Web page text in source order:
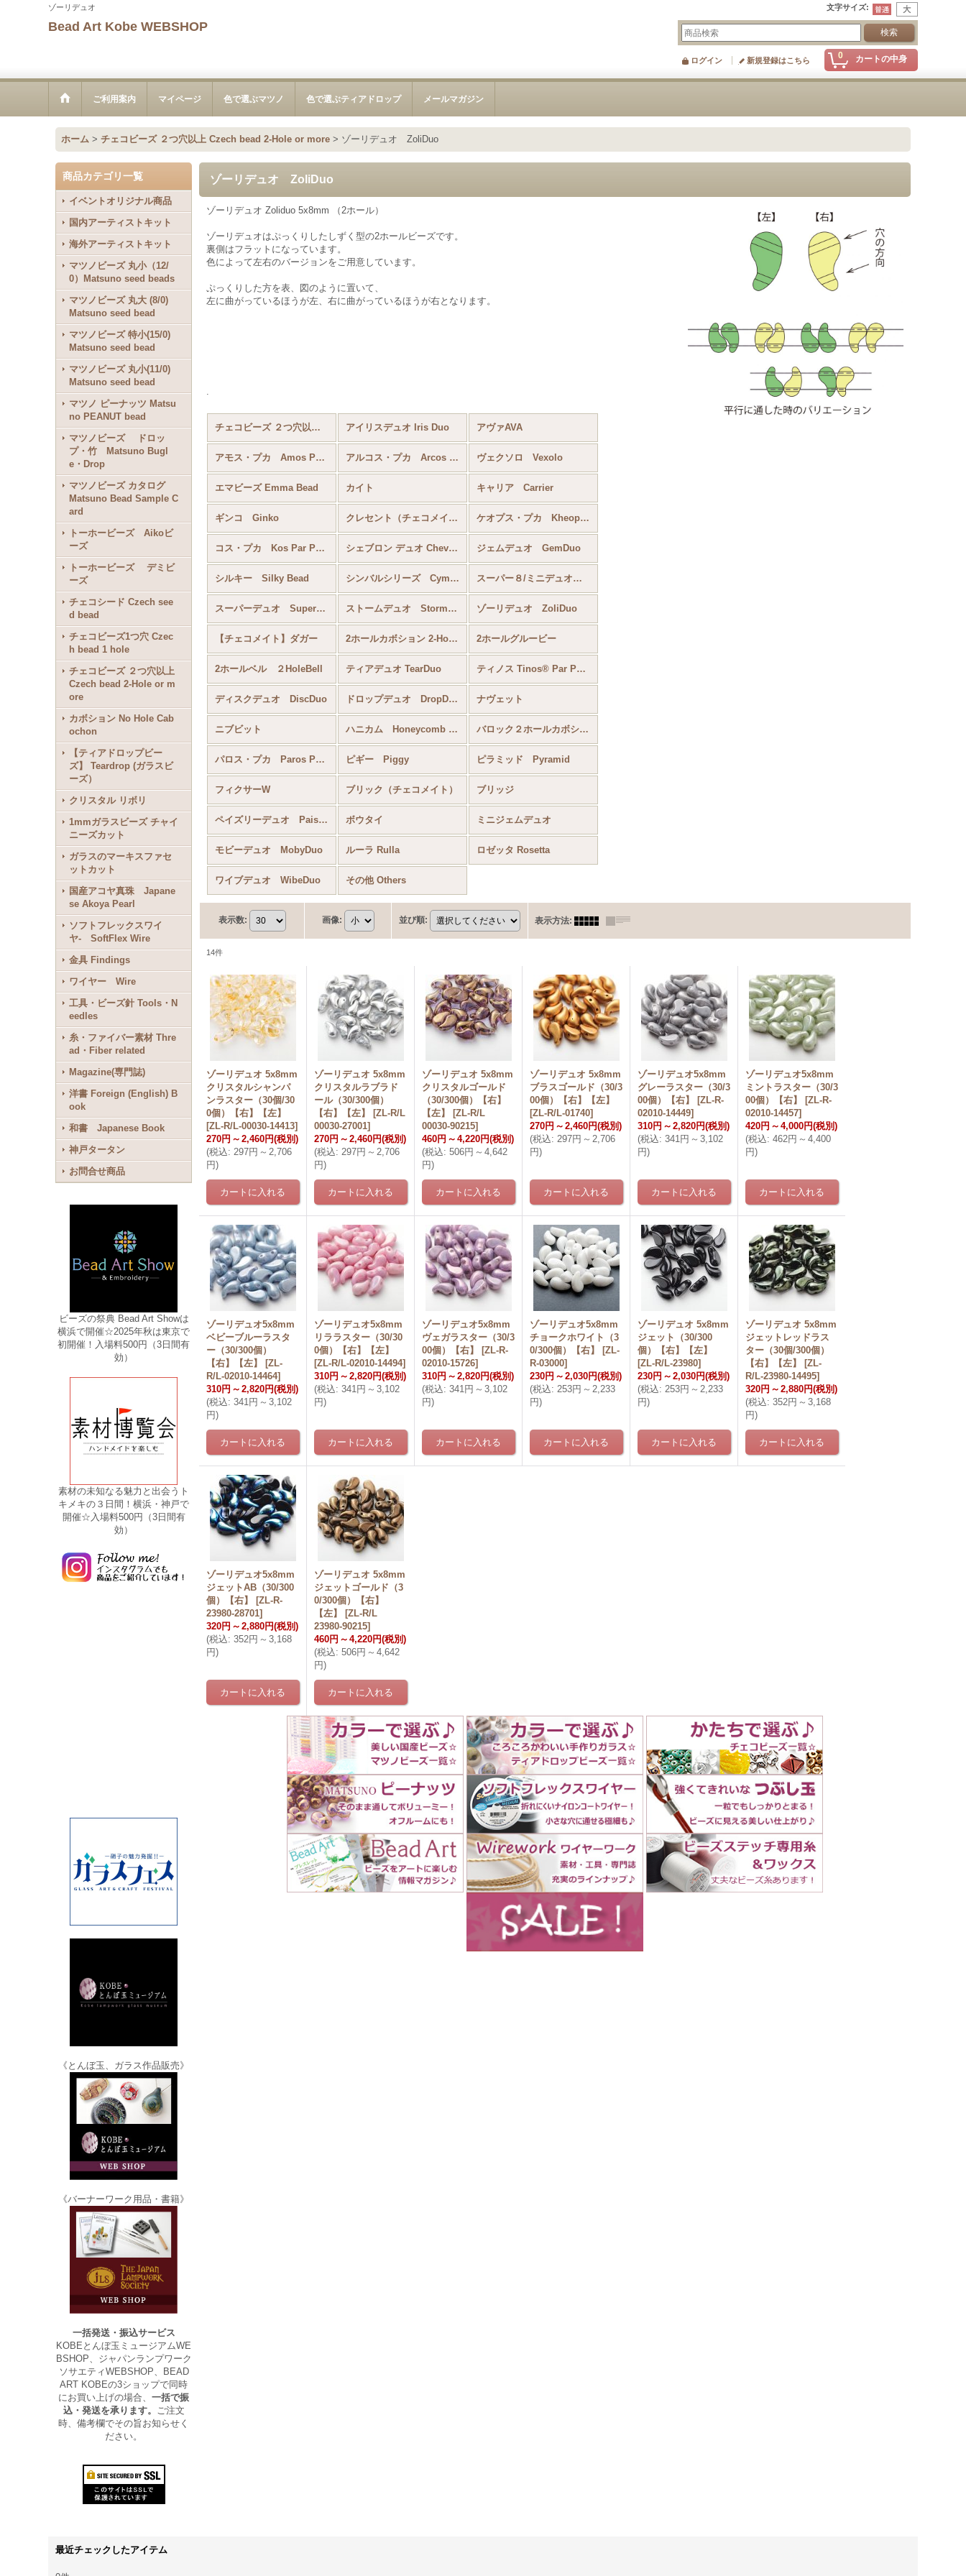
ゾーリデュオ 文字サイズ:
Bead Art Kobe WEBSHOP
0 カートの中身
ログイン 新規登録はこちら
ご利用案内 マイページ 色で選ぶマツノ 色で選ぶティアドロップ メールマガジン
ホーム > チェコビーズ ２つ穴以上 Czech bead 2-Hole or more > ゾーリデュオ ZoliDuo
商品カテゴリ一覧
イベントオリジナル商品
国内アーティストキット
海外アーティストキット
マツノビーズ 丸小（12/
0）Matsuno seed beads
マツノビーズ 丸大 (8/0)
Matsuno seed bead
マツノビーズ 特小(15/0)
Matsuno seed bead
マツノビーズ 丸小(11/0)
Matsuno seed bead
マツノ ピーナッツ Matsu
no PEANUT bead
マツノビーズ ドロッ
プ・竹 Matsuno Bugl
e・Drop
マツノビーズ カタログ
Matsuno Bead Sample C
ard
トーホービーズ Aikoビ
ーズ
トーホービーズ デミビ
ーズ
チェコシード Czech see
d bead
チェコビーズ1つ穴 Czec
h bead 1 hole
チェコビーズ ２つ穴以上
Czech bead 2-Hole or m
ore
カボション No Hole Cab
ochon
【ティアドロップビー
ズ】 Teardrop (ガラスビ
ーズ）
クリスタル リボリ
1mmガラスビーズ チャイ
ニーズカット
ガラスのマーキスファセ
ットカット
国産アコヤ真珠 Japane
se Akoya Pearl
ソフトフレックスワイ
ヤ- SoftFlex Wire
金具 Findings
ワイヤー Wire
工具・ビーズ針 Tools・N
eedles
糸・ファイバー素材 Thre
ad・Fiber related
Magazine(専門誌)
洋書 Foreign (English) B
ook
和書 Japanese Book
神戸タータン
お問合せ商品
ビーズの祭典 Bead Art Showは
横浜で開催☆2025年秋は東京で
初開催！入場料500円（3日間有
効）
素材の未知なる魅力と出会うト
キメキの３日間！横浜・神戸で
開催☆入場料500円（3日間有
効）
《とんぼ玉、ガラス作品販売》
《バーナーワーク用品・書籍》
一括発送・振込サービス
KOBEとんぼ玉ミュージアムWE
BSHOP、ジャパンランプワーク
ソサエティWEBSHOP、BEAD
ART KOBEの3ショップで同時
にお買い上げの場合、一括で振
込・発送を承ります。 ご注文
時、備考欄でその旨お知らせく
ださい。
ゾーリデュオ ZoliDuo
ゾーリデュオ Zoliduo 5x8mm （2ホール）
ゾーリデュオはぷっくりしたしずく型の2ホールビーズです。
裏側はフラットになっています。
色によって左右のバージョンをご用意しています。
ぷっくりした方を表、図のように置いて、
左に曲がっているほうが左、右に曲がっているほうが右となります。
.
チェコビーズ ２つ穴以上 Czech bead 2-Hole or more (全商品) アイリスデュオ Iris Duo アヴァAVA
アモス・プカ Amos Par Puca アルコス・プカ Arcos Par Puca ヴェクソロ Vexolo
エマビーズ Emma Bead カイト キャリア Carrier
ギンコ Ginko クレセント（チェコメイト） Crescent CzechMates® ケオプス・プカ Kheops® Par Puca®
コス・プカ Kos Par Puka シェブロン デュオ Chevron Duo ジェムデュオ GemDuo
シルキー Silky Bead シンバルシリーズ Cymbal スーパー８/ミニデュオ Super8/MiniDuo
スーパーデュオ SuperDuo ストームデュオ StormDuo ゾーリデュオ ZoliDuo
【チェコメイト】ダガー 2ホールカボション 2-Hole Cabochon 2ホールグルービー
2ホールベル ２HoleBell ティアデュオ TearDuo ティノス Tinos® Par Puca®
ディスクデュオ DiscDuo ドロップデュオ DropDuo ナヴェット
ニブビット ハニカム Honeycomb Bead バロック２ホールカボション
パロス・プカ Paros Par Puca ピギー Piggy ピラミッド Pyramid
フィクサーW ブリック（チェコメイト） ブリッジ
ペイズリーデュオ Paisely Duo ボウタイ ミニジェムデュオ
モビーデュオ MobyDuo ルーラ Rulla ロゼッタ Rosetta
ワイブデュオ WibeDuo その他 Others
表示数: 画像: 並び順: 表示方法:
14件
ゾーリデュオ 5x8mm
クリスタルシャンパ
ンラスター（30個/30
0個）【右】【左】
[ZL-R/L-00030-14413]
270円 ～ 2,460円(税別)
(税込: 297円 ～ 2,706
円)
ゾーリデュオ 5x8mm
クリスタルラブラド
ール（30/300個）
【右】【左】
[ZL-R/L
00030-27001]
270円 ～ 2,460円(税別)
(税込: 297円 ～ 2,706
円)
ゾーリデュオ 5x8mm
クリスタルゴールド
（30/300個）【右】
【左】
[ZL-R/L
00030-90215]
460円 ～ 4,220円(税別)
(税込: 506円 ～ 4,642
円)
ゾーリデュオ 5x8mm
ブラスゴールド（30/3
00個）【右】【左】
[ZL-R/L-01740]
270円 ～ 2,460円(税別)
(税込: 297円 ～ 2,706
円)
ゾーリデュオ5x8mm
グレーラスター（30/3
00個）【右】
[ZL-R-
02010-14449]
310円 ～ 2,820円(税別)
(税込: 341円 ～ 3,102
円)
ゾーリデュオ5x8mm
ミントラスター（30/3
00個）【右】
[ZL-R-
02010-14457]
420円 ～ 4,000円(税別)
(税込: 462円 ～ 4,400
円)
ゾーリデュオ5x8mm
ベビーブルーラスタ
ー（30/300個）
【右】【左】
[ZL-
R/L-02010-14464]
310円 ～ 2,820円(税別)
(税込: 341円 ～ 3,102
円)
ゾーリデュオ5x8mm
リララスター（30/30
0個）【右】【左】
[ZL-R/L-02010-14494]
310円 ～ 2,820円(税別)
(税込: 341円 ～ 3,102
円)
ゾーリデュオ5x8mm
ヴェガラスター（30/3
00個）【右】
[ZL-R-
02010-15726]
310円 ～ 2,820円(税別)
(税込: 341円 ～ 3,102
円)
ゾーリデュオ5x8mm
チョークホワイト（3
0/300個）【右】
[ZL-
R-03000]
230円 ～ 2,030円(税別)
(税込: 253円 ～ 2,233
円)
ゾーリデュオ 5x8mm
ジェット（30/300
個）【右】【左】
[ZL-R/L-23980]
230円 ～ 2,030円(税別)
(税込: 253円 ～ 2,233
円)
ゾーリデュオ 5x8mm
ジェットレッドラス
ター（30個/300個）
【右】【左】
[ZL-
R/L-23980-14495]
320円 ～ 2,880円(税別)
(税込: 352円 ～ 3,168
円)
ゾーリデュオ5x8mm
ジェットAB（30/300
個）【右】
[ZL-R-
23980-28701]
320円 ～ 2,880円(税別)
(税込: 352円 ～ 3,168
円)
ゾーリデュオ 5x8mm
ジェットゴールド（3
0/300個）【右】
【左】
[ZL-R/L
23980-90215]
460円 ～ 4,220円(税別)
(税込: 506円 ～ 4,642
円)
最近チェックしたアイテム